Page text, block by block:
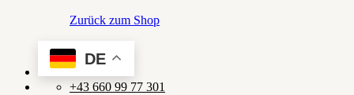
Zurück zum Shop
DE
+43 660 99 77 301